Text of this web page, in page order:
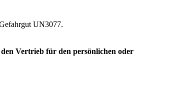
UN3077.
Vertrieb für den persönlichen oder